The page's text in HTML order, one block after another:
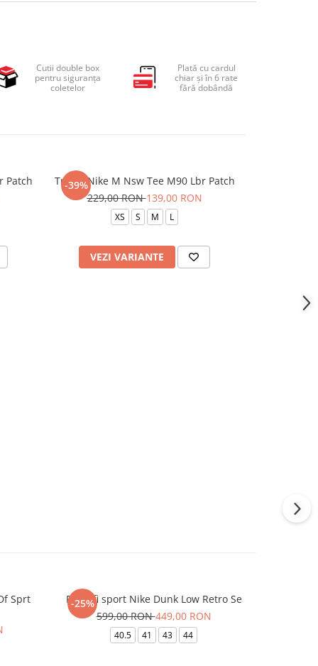
Cutii double box
pentru siguranța
coletelor
Plată cu cardul
chiar și în 6 rate
fără dobândă
Patch
-39%
Tricou Nike M Nsw Tee M90 Lbr Patch
229,00 RON139,00 RON
XS S M L
VEZI VARIANTE
Sprt
-25%
Pantofi sport Nike Dunk Low Retro Se
599,00 RON449,00 RON
40.5 41 43 44